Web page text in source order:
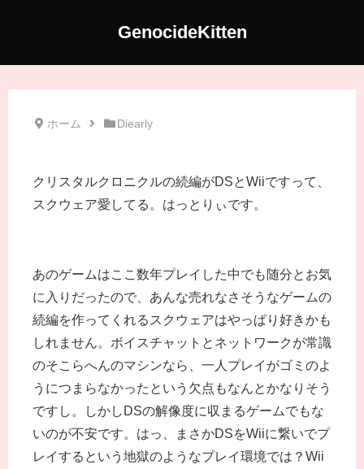
GenocideKitten
ホーム Diearly
クリスタルクロニクルの続編がDSとWiiですって、
スクウェア愛してる。はっとりぃです。
あのゲームはここ数年プレイした中でも随分とお気
に入りだったので、あんな売れなさそうなゲームの
続編を作ってくれるスクウェアはやっぱり好きかも
しれません。ボイスチャットとネットワークが常識
のそこらへんのマシンなら、一人プレイがゴミのよ
うにつまらなかったという欠点もなんとかなりそう
ですし。しかしDSの解像度に収まるゲームでもな
いのが不安です。はっ、まさかDSをWiiに繋いでプ
レイするという地獄のようなプレイ環境では？Wii